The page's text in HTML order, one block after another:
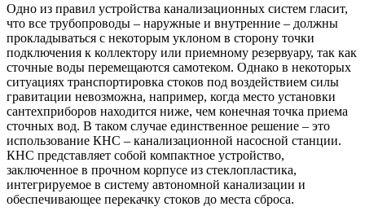
Одно из правил устройства канализационных систем гласит,
что все трубопроводы – наружные и внутренние – должны
прокладываться с некоторым уклоном в сторону точки
подключения к коллектору или приемному резервуару, так как
сточные воды перемещаются самотеком. Однако в некоторых
ситуациях транспортировка стоков под воздействием силы
гравитации невозможна, например, когда место установки
сантехприборов находится ниже, чем конечная точка приема
сточных вод. В таком случае единственное решение – это
использование КНС – канализационной насосной станции.
КНС представляет собой компактное устройство,
заключенное в прочном корпусе из стеклопластика,
интегрируемое в систему автономной канализации и
обеспечивающее перекачку стоков до места сброса.